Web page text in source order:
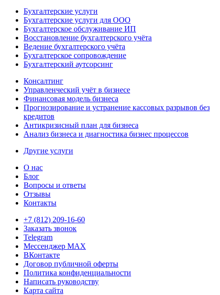
Бухгалтерские услуги
Бухгалтерские услуги для ООО
Бухгалтерское обслуживание ИП
Восстановление бухгалтерского учёта
Ведение бухгалтерского учёта
Бухгалтерское сопровождение
Бухгалтерский аутсорсинг
Консалтинг
Управленческий учёт в бизнесе
Финансовая модель бизнеса
Прогнозирование и устранение кассовых разрывов без
кредитов
Антикризисный план для бизнеса
Анализ бизнеса и диагностика бизнес процессов
Другие услуги
О нас
Блог
Вопросы и ответы
Отзывы
Контакты
+7 (812) 209-16-60
Заказать звонок
Telegram
Мессенджер MAX
ВКонтакте
Договор публичной оферты
Политика конфиденциальности
Написать руководству
Карта сайта